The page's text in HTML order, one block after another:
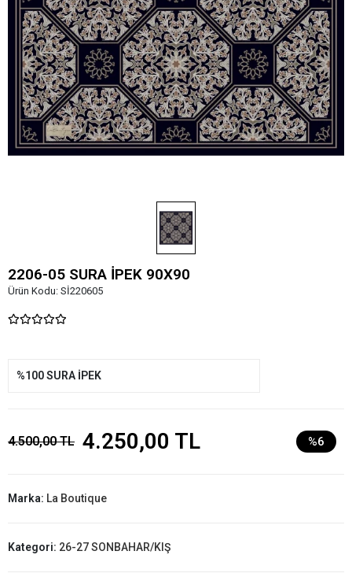
2206-05 SURA İPEK 90X90
Ürün Kodu: Sİ220605
%100 SURA İPEK
4.500,00 TL 4.250,00 TL %6
Marka: La Boutique
Kategori: 26-27 SONBAHAR/KIŞ